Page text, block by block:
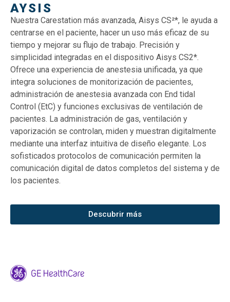
AYSIS
Nuestra Carestation más avanzada, Aisys CS²*, le ayuda a
centrarse en el paciente, hacer un uso más eficaz de su
tiempo y mejorar su flujo de trabajo. Precisión y
simplicidad integradas en el dispositivo Aisys CS2*.
Ofrece una experiencia de anestesia unificada, ya que
integra soluciones de monitorización de pacientes,
administración de anestesia avanzada con End tidal
Control (EtC) y funciones exclusivas de ventilación de
pacientes. La administración de gas, ventilación y
vaporización se controlan, miden y muestran digitalmente
mediante una interfaz intuitiva de diseño elegante. Los
sofisticados protocolos de comunicación permiten la
comunicación digital de datos completos del sistema y de
los pacientes.
Descubrir más